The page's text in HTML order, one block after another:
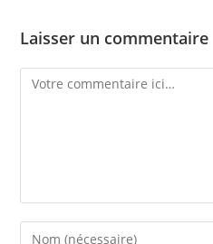
Laisser un commentaire
Comment
Enter